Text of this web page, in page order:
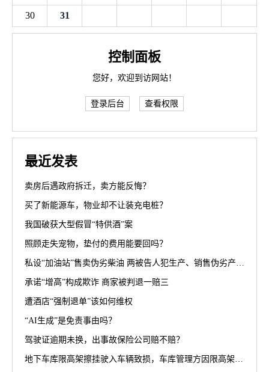
30 31
控制面板
您好，欢迎到访网站！
登录后台 查看权限
最近发表
卖房后遇政府拆迁，卖方能反悔？
买了新能源车，物业却不让装充电桩？
我国破获大型假冒“特供酒”案
照顾走失宠物，垫付的费用能要回吗？
私设“加油站”售卖伪劣柴油 两被告人犯生产、销售伪劣产品罪获刑罚
承诺“增高”构成欺诈 商家被判退一赔三
遭酒店“强制退单”该如何维权
“AI生成”是免责事由吗？
驾驶证逾期未换，出事故保险公司赔不赔？
地下车库限高架擦挂驶入车辆致损，车库管理方因限高架设置高度不符合规范被判担责70%